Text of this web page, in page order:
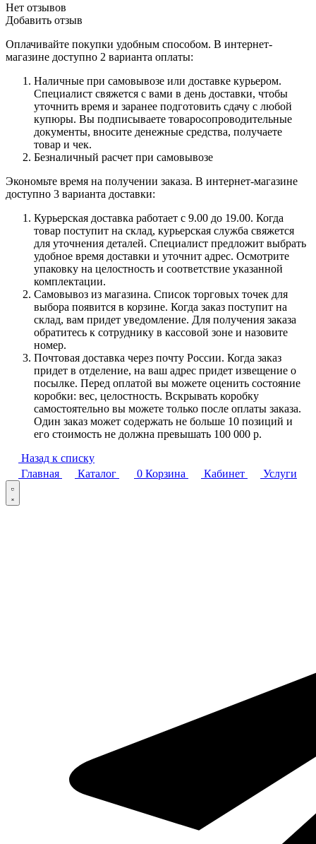
Нет отзывов
Добавить отзыв
Оплачивайте покупки удобным способом. В интернет-
магазине доступно 2 варианта оплаты:
Наличные при самовывозе или доставке курьером.
Специалист свяжется с вами в день доставки, чтобы
уточнить время и заранее подготовить сдачу с любой
купюры. Вы подписываете товаросопроводительные
документы, вносите денежные средства, получаете
товар и чек.
Безналичный расчет при самовывозе
Экономьте время на получении заказа. В интернет-магазине
доступно 3 варианта доставки:
Курьерская доставка работает с 9.00 до 19.00. Когда
товар поступит на склад, курьерская служба свяжется
для уточнения деталей. Специалист предложит выбрать
удобное время доставки и уточнит адрес. Осмотрите
упаковку на целостность и соответствие указанной
комплектации.
Самовывоз из магазина. Список торговых точек для
выбора появится в корзине. Когда заказ поступит на
склад, вам придет уведомление. Для получения заказа
обратитесь к сотруднику в кассовой зоне и назовите
номер.
Почтовая доставка через почту России. Когда заказ
придет в отделение, на ваш адрес придет извещение о
посылке. Перед оплатой вы можете оценить состояние
коробки: вес, целостность. Вскрывать коробку
самостоятельно вы можете только после оплаты заказа.
Один заказ может содержать не больше 10 позиций и
его стоимость не должна превышать 100 000 р.
Назад к списку
Главная
Каталог 0 Корзина Кабинет Услуги